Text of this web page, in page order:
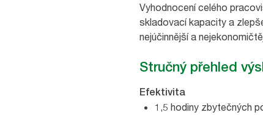
Vyhodnocení celého
skladovací kapacity a
nejúčinnější a
Stručný přehled
Efektivita
1,5 hodiny zbytečných